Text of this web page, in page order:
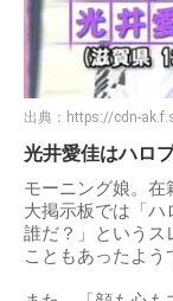
出典： https://cdn-
光井愛佳はハロ
モーニング娘。在
大掲示板では「ハ
誰だ？」というス
こともあったよう